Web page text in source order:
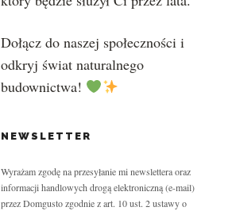
Dołącz do naszej społeczności i
odkryj świat naturalnego
budownictwa!
NEWSLETTER
Wyrażam zgodę na przesyłanie mi newslettera oraz
informacji handlowych drogą elektroniczną (e-mail)
przez Domgusto zgodnie z art. 10 ust. 2 ustawy o